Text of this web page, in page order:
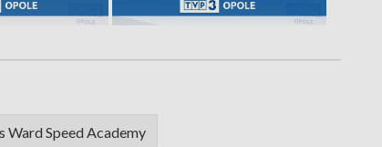
Ward Speed Academy